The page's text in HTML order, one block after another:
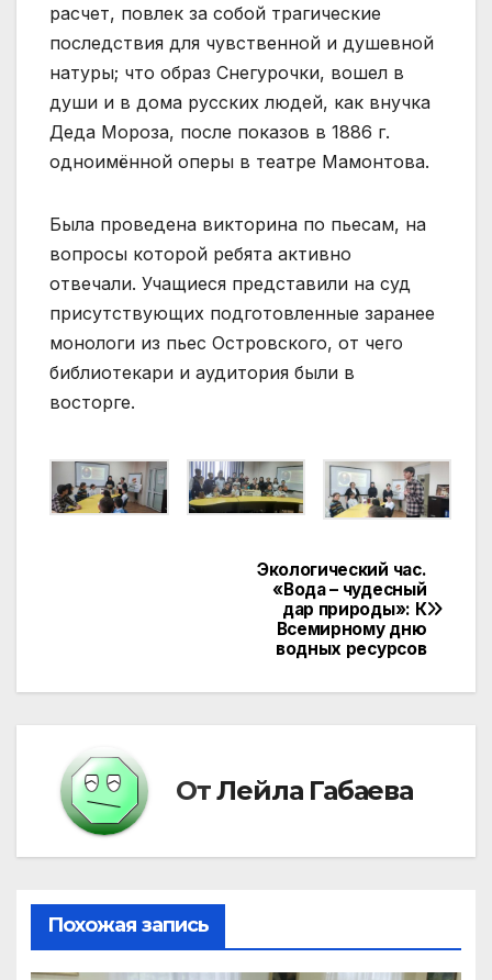
расчет, повлек за собой трагические
последствия для чувственной и душевной
натуры; что образ Снегурочки, вошел в
души и в дома русских людей, как внучка
Деда Мороза, после показов в 1886 г.
одноимённой оперы в театре Мамонтова.
Была проведена викторина по пьесам, на
вопросы которой ребята активно
отвечали. Учащиеся представили на суд
присутствующих подготовленные заранее
монологи из пьес Островского, от чего
библиотекари и аудитория были в
восторге.
Экологический час.
«Вода – чудесный
дар природы»: К
Всемирному дню
водных ресурсов
ОтЛейла Габаева
Похожая запись